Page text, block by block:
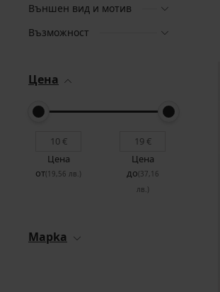
Външен вид и мотив
Възможност
Цена
Цена
от(19,56 лв.)
Цена
до(37,16
лв.)
Mapka